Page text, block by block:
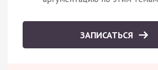
ЗАПИСАТЬСЯ